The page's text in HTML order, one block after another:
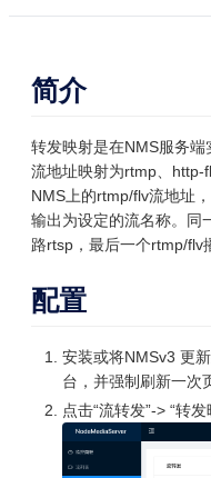
简介
转发映射是在NMS服务
流地址映射为rtmp、http-
NMS上的rtmp/flv流地址
输出为设定的流名称。 同
路rtsp，最后一个rtmp/flv
配置
安装或将NMSv3 更
台，并强制刷新一次
点击“流转发”-> “转